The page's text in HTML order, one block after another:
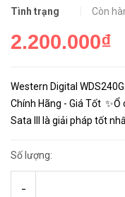
Tình trạng
Còn
2.200.000₫
Western Digital
Chính Hãng - Giá Tốt ✨Ổ
Sata III là giải pháp tốt
Số lượng:
-